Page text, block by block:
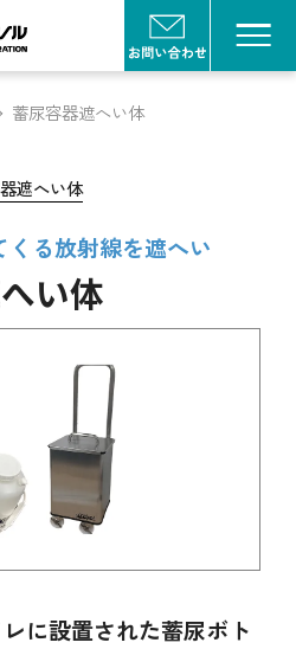
蓄尿容器遮へい体
遮へい体
る放射線を遮へい
い体
に設置された蓄尿ボト